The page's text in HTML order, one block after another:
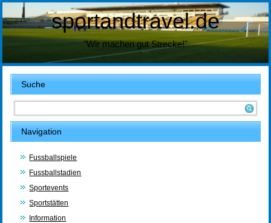
sportandtravel.de
"Wir machen gut Strecke!"
Suche
Navigation
Fussballspiele
Fussballstadien
Sportevents
Sportstätten
Information